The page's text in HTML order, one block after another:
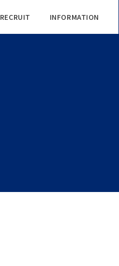
RECRUIT INFORMATION